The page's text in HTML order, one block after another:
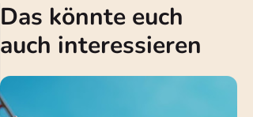
Das könnte euch
auch interessieren